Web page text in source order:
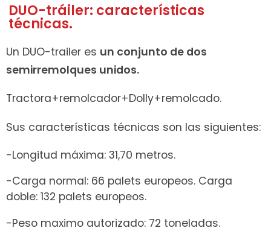
DUO-tráiler: características
técnicas.
Un DUO-trailer es un conjunto de dos
semirremolques unidos.
Tractora+remolcador+Dolly+remolcado.
Sus características técnicas son las siguientes:
-Longitud máxima: 31,70 metros.
-Carga normal: 66 palets europeos. Carga
doble: 132 palets europeos.
-Peso maximo autorizado: 72 toneladas.